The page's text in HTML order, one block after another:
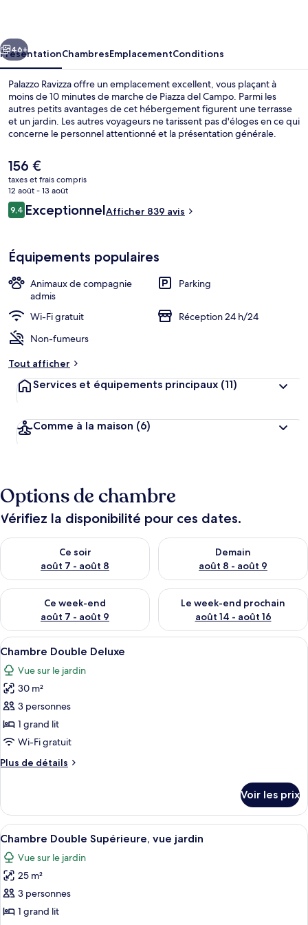
Suivant
46+
PrésentationChambresEmplacementConditions
Palazzo Ravizza offre un emplacement excellent, vous plaçant à
moins de 10 minutes de marche de Piazza del Campo. Parmi les
autres petits avantages de cet hébergement figurent une terrasse
et un jardin. Les autres voyageurs ne tarissent pas d'éloges en ce qui
concerne le personnel attentionné et la présentation générale.
Le
prix
actuel
est
de
156 €
taxes et frais compris
12 août - 13 août
Avis
voyageurs
9,49,4 sur 10
ExceptionnelAfficher 839 avis
Équipements populaires
Animaux de compagnie
admis
Parking
Wi-Fi gratuit
Réception 24 h/24
Non-fumeurs
Tout afficher
Services et équipements principaux (11)
Comme à la maison (6)
Options de chambre
Vérifiez la disponibilité pour ces dates.
Ce soir
août 7 - août 8
Vérifier la disponibilité pour ce soir août 7 - août 8
Demain
août 8 - août 9
Vérifier la disponibilité pour
Ce week-end
août 7 - août 9
Vérifier la disponibilité pour ce week-end août 7 - août 9
Le week-end prochain
août 14 - août 16
Vérifier la disponibilité pour
Afficher
toutes
les
photos
pour
ce
type
chambre :
Deluxe
Une chambre d’hôtel avec un grand
7
Chambre Double Deluxe
Vue sur le jardin
30 m²
3 personnes
1 grand lit
Wi-Fi gratuit
Plus de détails
Plus
le
type
de
chambre
Chambre
Double
Deluxe
Voir les prix
Afficher
toutes
les
photos
pour
ce
Un lit bien fait, avec du linge de lit
6
Chambre Double Supérieure, vue jardin
Vue sur le jardin
25 m²
3 personnes
1 grand lit